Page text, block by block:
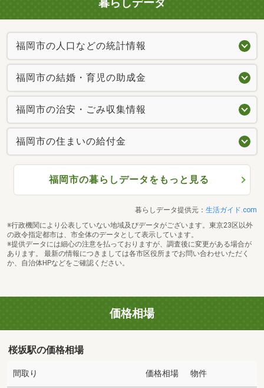
福岡市の人口などの統計情報
福岡市の結婚・育児の助成金
福岡市の治安・ごみ収集情報
福岡市の住まいの給付金
福岡市の暮らしデータをもっと見る
暮らしデータ提供元： 生活ガイド.com
※行政機関により公表していない地域及びデータがございます。東京23区以外
の政令指定都市は、市全体のデータとして表示しています。
※提供データには細心の注意を払っておりますが、調査後に変更がある場合が
あります。 最新の情報につきましては各市区役所までお問い合わせいただく
か、自治体HPなどをご確認ください。
価格相場
桜坂駅の価格相場
間取り 価格相場 物件